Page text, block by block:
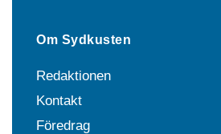
Om Sydkusten
Redaktionen
Kontakt
Föredrag